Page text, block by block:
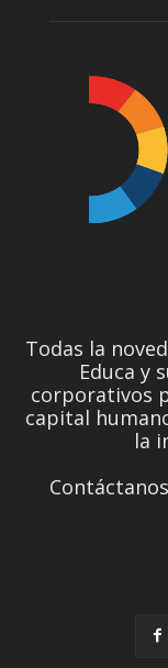
Todas la
Educa y
corporativos
capital
la